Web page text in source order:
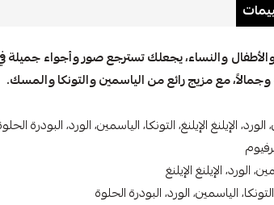
والنساء، يجعلك تسترجع صور وأجواء جميلة
مع مزيج رائع من الياسمين والتونكا والمسك.
الإيلنغ الإيلنغ، التونكا، الياسمين، الورد، البودرة
الورد، الإيلنغ الإيلنغ
الياسمين، الورد، البودرة الحلوة